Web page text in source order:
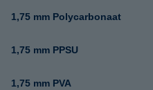
1,75 mm Polycarbonaat
1,75 mm PPSU
1,75 mm PVA